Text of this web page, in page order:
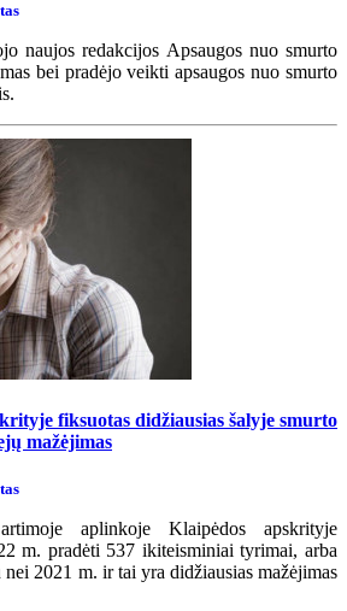
naujos redakcijos Apsaugos nuo smurto
bei pradėjo veikti apsaugos nuo smurto
fiksuotas didžiausias šalyje smurto
mažėjimas
aplinkoje Klaipėdos apskrityje
m. pradėti 537 ikiteisminiai tyrimai, arba
2021 m. ir tai yra didžiausias mažėjimas